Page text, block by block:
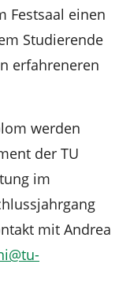
Festsaal einen
Studierende
erfahreneren
werden
der TU
im
mit Andrea
@tu-